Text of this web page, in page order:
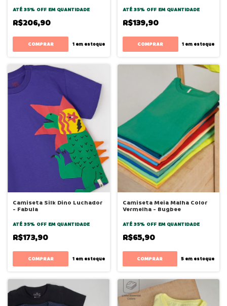
ATÉ 35% OFF EM QUANTIDADE
R$206,90
COMPRAR 1em estoque
ATÉ 35% OFF EM QUANTIDADE
R$139,90
COMPRAR 1 em estoque
Camiseta Silk Dino Luchador
- Fabula
ATÉ 35% OFF EM QUANTIDADE
R$173,90
COMPRAR 1em estoque
Camiseta Meia Malha Color
Vermelha - Bugbee
ATÉ 35% OFF EM QUANTIDADE
R$65,90
COMPRAR 5 em estoque